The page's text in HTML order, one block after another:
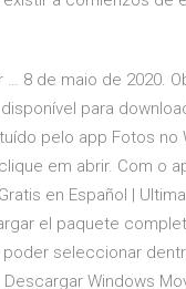
… 8 de maio de 2020.
para
pelo app Fotos no
em abrir. Com o
en Español |
el paquete
seleccionar
Windows